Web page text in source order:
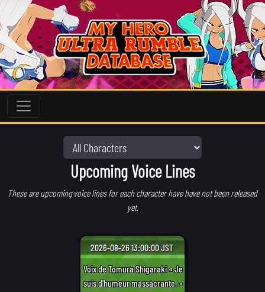
Upcoming Voice Lines
These are upcoming voice lines for each character have have not been released
yet.
2026-08-26 13:00:00 JST
Voix de Tomura Shigaraki « Je
suis d'humeur massacrante. »